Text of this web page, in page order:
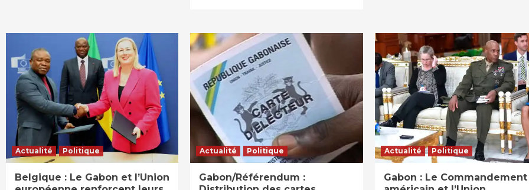
Actualité Politique
Belgique : Le Gabon et l’Union
Actualité Politique
Gabon/Référendum :
Actualité Politique
Gabon : Le Commandement